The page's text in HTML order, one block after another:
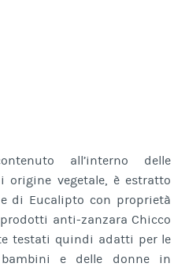
all’interno delle
origine vegetale, è estratto
di Eucalipto con proprietà
anti-zanzara Chicco
testati quindi adatti per le
e delle donne in